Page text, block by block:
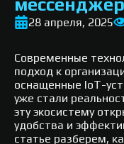
28 апреля, 2025
Современные
подход к
оснащенные IoT-
уже стали
эту экосистему
удобства и
статье разберем,